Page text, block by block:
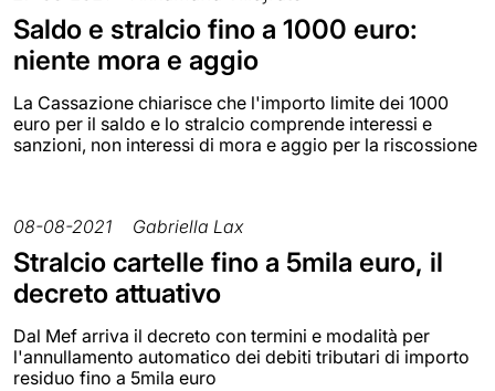
Saldo e stralcio fino a 1000 euro:
niente mora e aggio
La Cassazione chiarisce che l'importo limite dei 1000
euro per il saldo e lo stralcio comprende interessi e
sanzioni, non interessi di mora e aggio per la riscossione
08-08-2021 Gabriella Lax
Stralcio cartelle fino a 5mila euro, il
decreto attuativo
Dal Mef arriva il decreto con termini e modalità per
l'annullamento automatico dei debiti tributari di importo
residuo fino a 5mila euro